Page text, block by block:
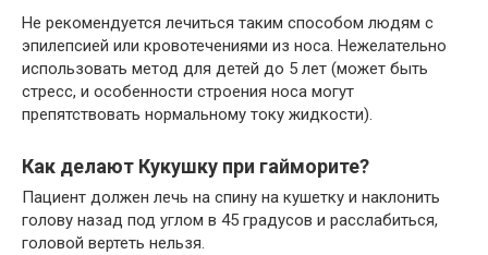
Не рекомендуется лечиться таким способом людям с
эпилепсией или кровотечениями из носа. Нежелательно
использовать метод для детей до 5 лет (может быть
стресс, и особенности строения носа могут
препятствовать нормальному току жидкости).
Как делают Кукушку при гайморите?
Пациент должен лечь на спину на кушетку и наклонить
голову назад под углом в 45 градусов и расслабиться,
головой вертеть нельзя.